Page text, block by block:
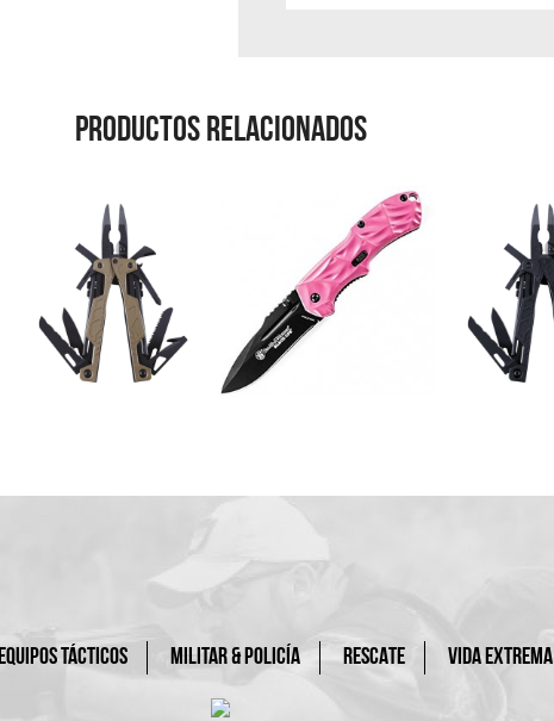
Productos Relacionados
EQUIPOS TÁCTICOS MILITAR & POLICÍA RESCATE VIDA EXTREMA